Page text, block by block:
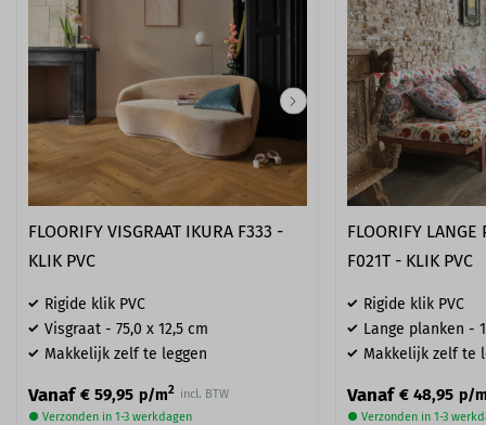
FLOORIFY VISGRAAT IKURA F333 -
KLIK PVC
Rigide klik PVC
Visgraat - 75,0 x 12,5 cm
Makkelijk zelf te leggen
Vanaf € 59,95 p/m2 incl. BTW
● Verzonden in 1-3 werkdagen
FLOORIFY LANGE
F021T - KLIK PVC
Rigide klik PVC
Lange planken -
Makkelijk zelf te
Vanaf € 48,95 p/
● Verzonden in 1-3